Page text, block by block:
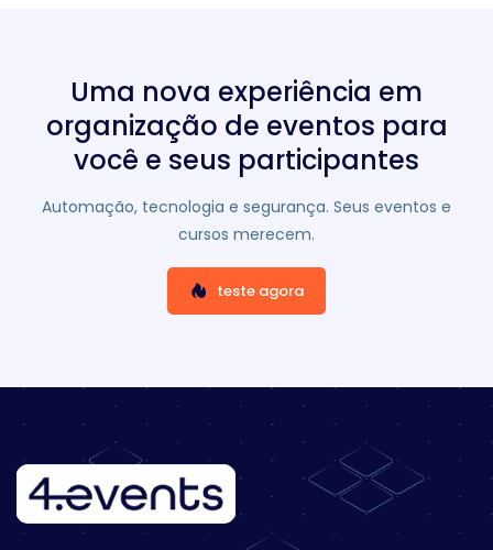
Uma nova experiência em
organização de eventos para
você e seus participantes
Automação, tecnologia e segurança. Seus eventos e
cursos merecem.
teste agora